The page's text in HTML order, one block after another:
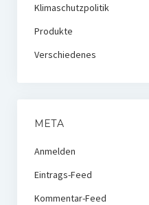
Klimaschutzpolitik
Produkte
Verschiedenes
META
Anmelden
Eintrags-Feed
Kommentar-Feed